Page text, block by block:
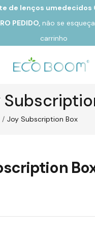
de lenços umedecidos
PEDIDO, não se
carrinho
Joy Subscription Box